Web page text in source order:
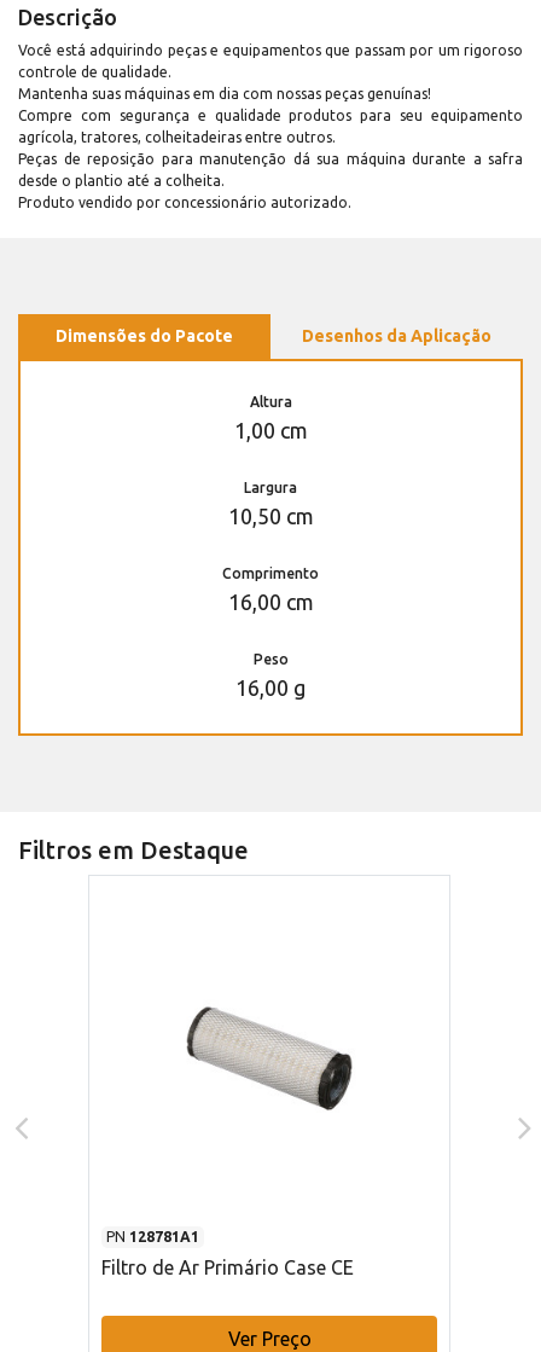
Descrição
Você está adquirindo peças e equipamentos que passam por um rigoroso
controle de qualidade.
Mantenha suas máquinas em dia com nossas peças genuínas!
Compre com segurança e qualidade produtos para seu equipamento
agrícola, tratores, colheitadeiras entre outros.
Peças de reposição para manutenção dá sua máquina durante a safra
desde o plantio até a colheita.
Produto vendido por concessionário autorizado.
Dimensões do Pacote Desenhos da Aplicação
Altura
1,00 cm
Largura
10,50 cm
Comprimento
16,00 cm
Peso
16,00 g
Filtros em Destaque
PN 128781A1
Filtro de Ar Primário Case CE
Ver Preço